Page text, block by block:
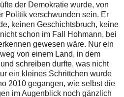
der Demokratie wurde, von
Politik verschwunden sein. Er
keinen Geschichtsbruch, keine
schon im Fall Hohmann, bei
gewesen wäre. Nur ein
von einem Land, in dem
schreiben durfte, was nicht
ein kleines Schrittchen wurde
2010 gegangen, wie selbst die
im Augenblick noch gänzlich